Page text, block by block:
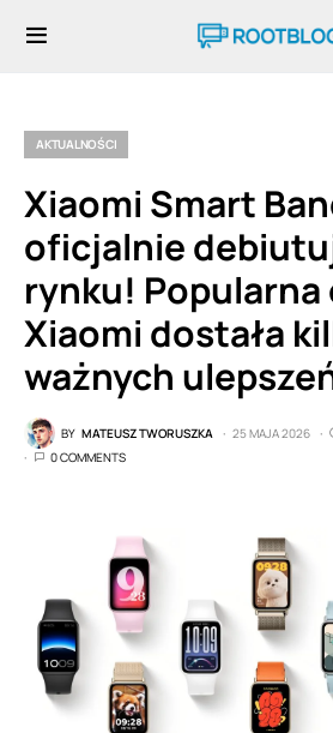
AKTUALNOŚCI
Xiaomi Smart
oficjalnie
rynku! Popularna
Xiaomi dostała
ważnych
BY MATEUSZ TWORUSZKA 25 MAJA 2026
0 COMMENTS